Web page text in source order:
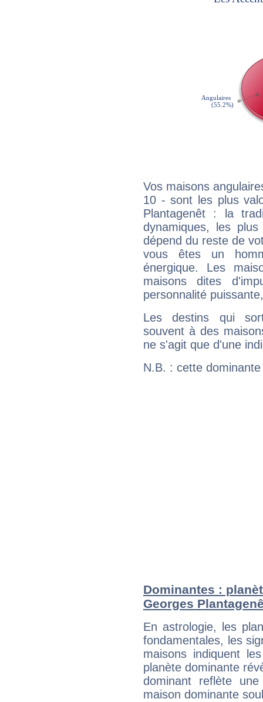
Vos maisons
10 - sont les plus
Plantagenêt : la
dynamiques, les
dépend du reste de
vous êtes un
énergique. Les
maisons dites
personnalité
Les destins qui
souvent à des
ne s'agit que d'une
N.B. : cette
Dominantes :
Georges
En astrologie, les
fondamentales, les
maisons indiquent
planète dominante
dominant reflète
maison dominante